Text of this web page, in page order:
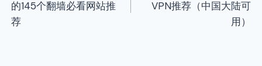
导
的145个翻墙必看网站推
荐
VPN推荐（中国大陆可
用）